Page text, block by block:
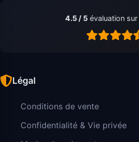
4.5 / 5 évaluation
Légal
Conditions de vente
Confidentialité & Vie privée